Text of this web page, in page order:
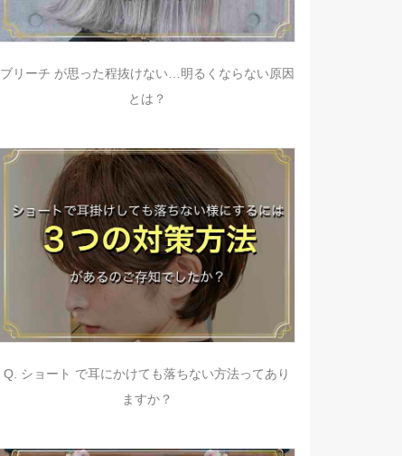
ブリーチ が思った程抜けない…明るくならない原因
とは？
Q. ショート で耳にかけても落ちない方法ってあり
ますか？